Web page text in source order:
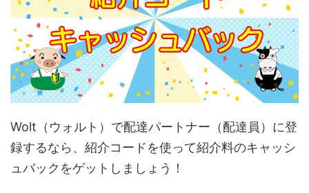
Wolt（ウォルト）で配達パートナー（配達員）に登
録するなら、紹介コードを使って紹介料のキャッシ
ュバックをゲットしましょう！